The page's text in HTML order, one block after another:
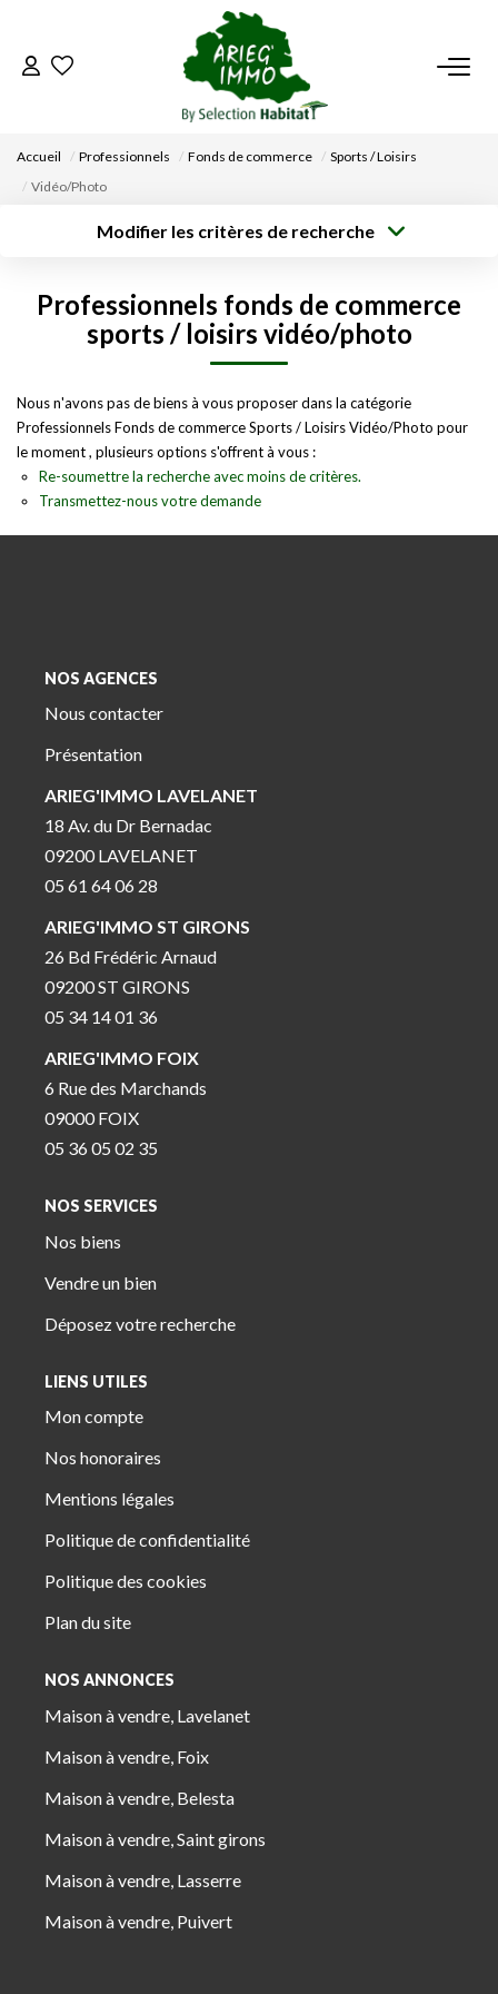
ACCUEIL
VENDRE UN BIEN
DÉPOSEZ VOTRE RECHERCHE
CONTACT
EN
Accueil Professionnels Fonds de commerce
Sports / Loisirs
Vidéo/Photo
Modifier les critères de recherche
Type de bien
Surface min
Budget max
Professionnels fonds de commerce
sports / loisirs vidéo/photo
Nous n'avons pas de biens à vous proposer dans la catégorie
Professionnels Fonds de commerce Sports / Loisirs Vidéo/Photo pour
le moment , plusieurs options s'offrent à vous :
Re-soumettre la recherche avec moins de critères.
Transmettez-nous votre demande
NOS AGENCES
Nous contacter
Présentation
ARIEG'IMMO LAVELANET
18 Av. du Dr Bernadac
09200 LAVELANET
05 61 64 06 28
ARIEG'IMMO ST GIRONS
26 Bd Frédéric Arnaud
09200 ST GIRONS
05 34 14 01 36
ARIEG'IMMO FOIX
6 Rue des Marchands
09000 FOIX
05 36 05 02 35
NOS SERVICES
Nos biens
Vendre un bien
Déposez votre recherche
LIENS UTILES
Mon compte
Nos honoraires
Mentions légales
Politique de confidentialité
Politique des cookies
Plan du site
NOS ANNONCES
Maison à vendre, Lavelanet
Maison à vendre, Foix
Maison à vendre, Belesta
Maison à vendre, Saint girons
Maison à vendre, Lasserre
Maison à vendre, Puivert